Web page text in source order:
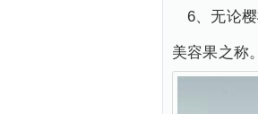
6、无论
美容果之称。